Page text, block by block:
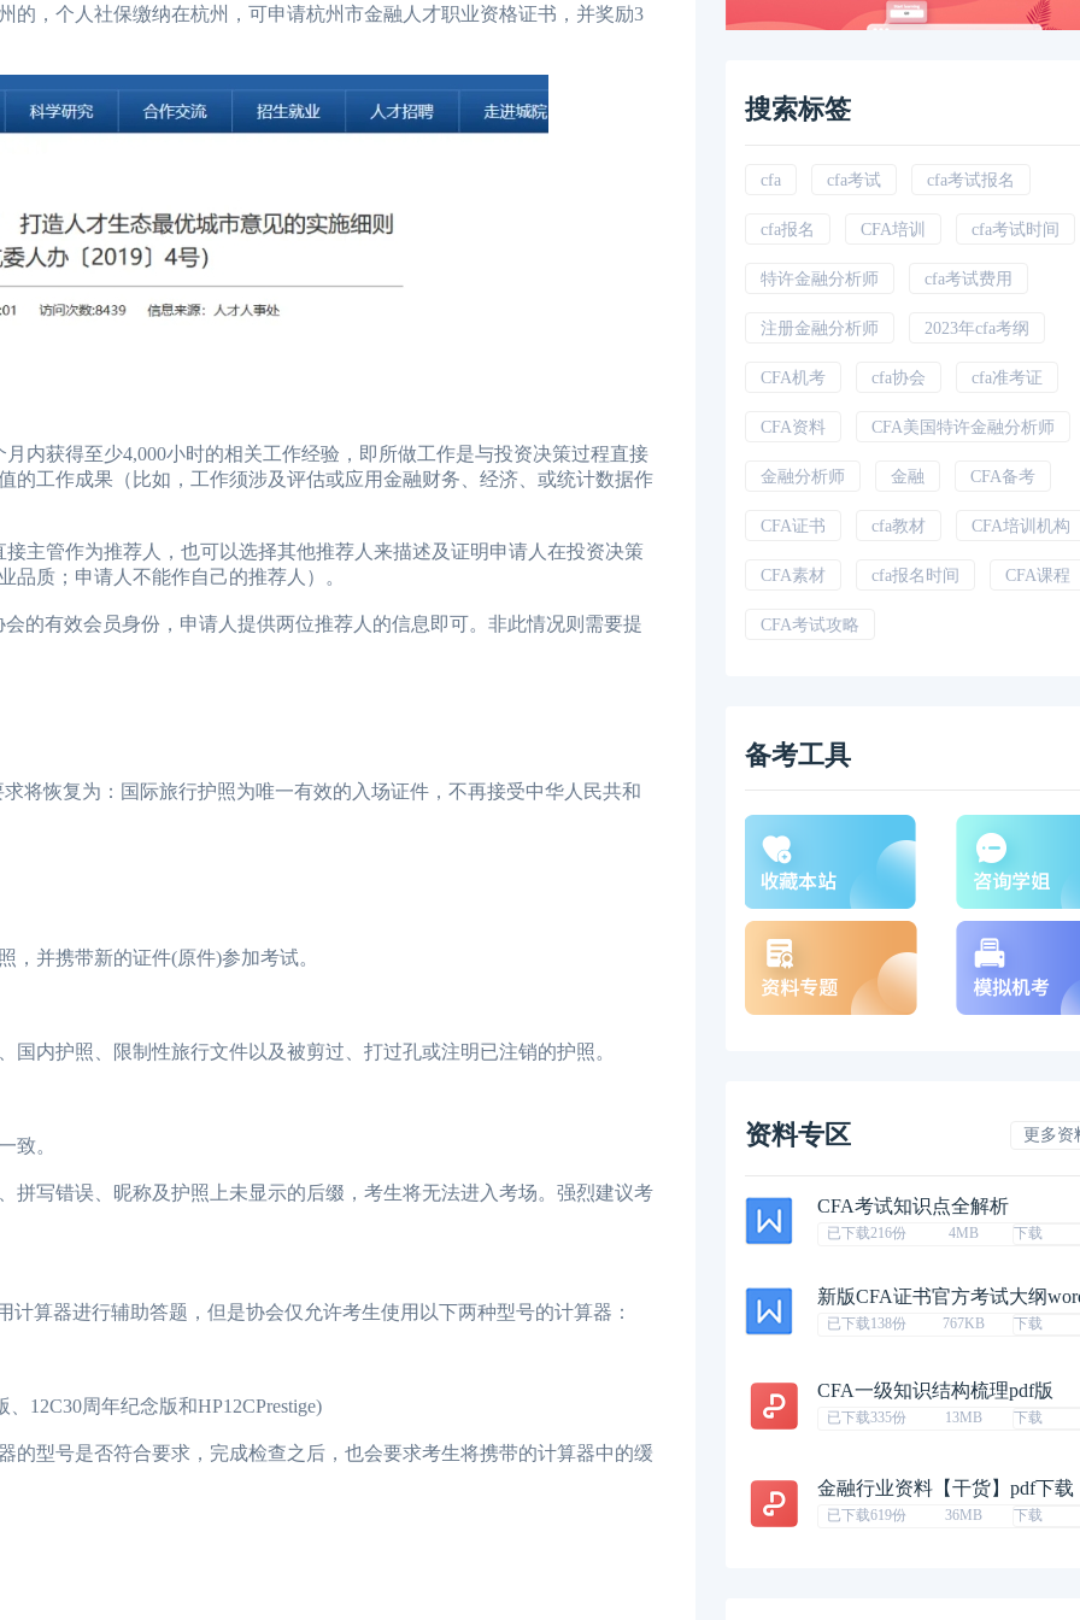
个人社保缴纳在杭州，可申请杭州市金融人才职业资格证书，并奖励3
获得至少4,000小时的相关工作经验，即所做工作是与投资决策过程直接
的工作成果（比如，工作须涉及评估或应用金融财务、经济、或统计数据作
管作为推荐人，也可以选择其他推荐人来描述及证明申请人在投资决策
质；申请人不能作自己的推荐人）。
有效会员身份，申请人提供两位推荐人的信息即可。非此情况则需要提
恢复为：国际旅行护照为唯一有效的入场证件，不再接受中华人民共和
并携带新的证件(原件)参加考试。
护照、限制性旅行文件以及被剪过、打过孔或注明已注销的护照。
致。
错误、昵称及护照上未显示的后缀，考生将无法进入考场。强烈建议考
器进行辅助答题，但是协会仅允许考生使用以下两种型号的计算器：
12C30周年纪念版和HP12CPrestige)
号是否符合要求，完成检查之后，也会要求考生将携带的计算器中的缓
搜索标签
cfa cfa考试 cfa考试报名
cfa报名 CFA培训 cfa考试时间
特许金融分析师 cfa考试费用
注册金融分析师 2023年cfa考纲
CFA机考 cfa协会 cfa准考证
CFA资料 CFA美国特许金融分析师
金融分析师 金融 CFA备考
CFA证书 cfa教材 CFA培训机构
CFA素材 cfa报名时间 CFA课程
CFA考试攻略
备考工具
资料专区 更多资
CFA考试知识点全解析
已下载216份 4MB 下载
新版CFA证书官方考试大纲
已下载138份 767KB 下载
CFA一级知识结构梳理pdf版
已下载335份 13MB 下载
金融行业资料【干货】pdf下载
已下载619份 36MB 下载